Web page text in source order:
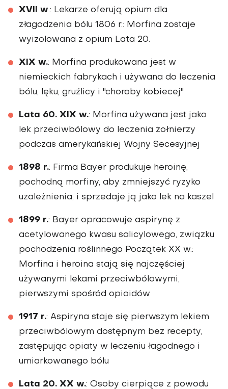
XVII w.: Lekarze oferują opium dla
złagodzenia bólu 1806 r.: Morfina zostaje
wyizolowana z opium Lata 20.
XIX w.: Morfina produkowana jest w
niemieckich fabrykach i używana do leczenia
bólu, lęku, gruźlicy i "choroby kobiecej"
Lata 60. XIX w.: Morfina używana jest jako
lek przeciwbólowy do leczenia żołnierzy
podczas amerykańskiej Wojny Secesyjnej
1898 r.: Firma Bayer produkuje heroinę,
pochodną morfiny, aby zmniejszyć ryzyko
uzależnienia, i sprzedaje ją jako lek na kaszel
1899 r.: Bayer opracowuje aspirynę z
acetylowanego kwasu salicylowego, związku
pochodzenia roślinnego Początek XX w.:
Morfina i heroina stają się najczęściej
używanymi lekami przeciwbólowymi,
pierwszymi spośród opioidów
1917 r.: Aspiryna staje się pierwszym lekiem
przeciwbólowym dostępnym bez recepty,
zastępując opiaty w leczeniu łagodnego i
umiarkowanego bólu
Lata 20. XX w.: Osoby cierpiące z powodu